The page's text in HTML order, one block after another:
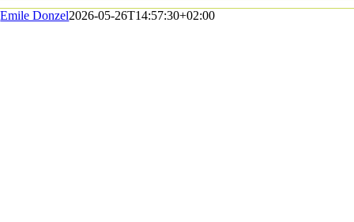
Emile Donzel2026-05-26T14:57:30+02:00